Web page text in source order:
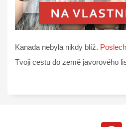
Kanada nebyla nikdy blíž.
Tvoji cestu do země javorového